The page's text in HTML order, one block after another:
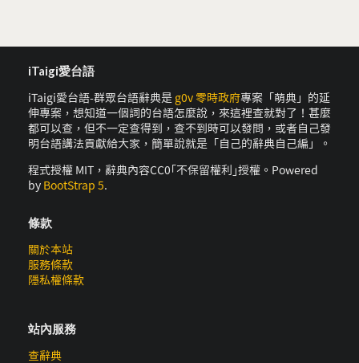
iTaigi愛台語
iTaigi愛台語-群眾台語辭典是 g0v 零時政府專案「萌典」的延
伸專案，想知道一個詞的台語怎麼說，來這裡查就對了！甚麼
都可以查，但不一定查得到，查不到時可以發問，或者自己發
明台語講法貢獻給大家，簡單說就是「自己的辭典自己編」。
程式授權 MIT，辭典內容CC0｢不保留權利｣授權。Powered
by BootStrap 5.
條款
關於本站
服務條款
隱私權條款
站內服務
查辭典